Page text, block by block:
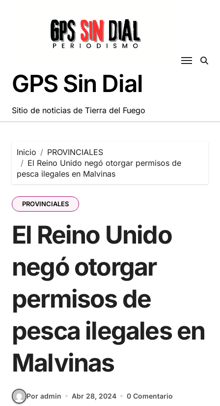
GPS Sin Dial
Sitio de noticias de Tierra del Fuego
Inicio
PROVINCIALES
El Reino Unido negó otorgar permisos de
pesca ilegales en Malvinas
PROVINCIALES
El Reino Unido
negó otorgar
permisos de
pesca ilegales en
Malvinas
Por admin Abr 28, 2024 0 Comentario